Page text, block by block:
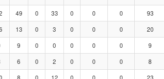
49 0 33 0 0 0 93
13 0 3 0 0 0 20
9 0 0 0 0 0 9
6 0 2 0 0 0 8
8 0 12 0 0 0 23